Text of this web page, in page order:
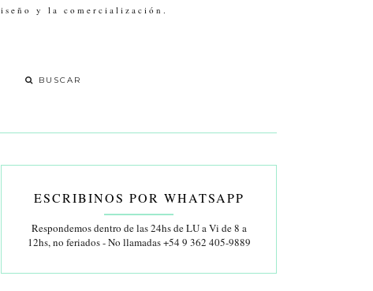
y la comercialización.
ESCRIBINOS POR WHATSAPP
Respondemos dentro de las 24hs de LU a Vi de 8 a
12hs, no feriados - No llamadas +54 9 362 405-9889